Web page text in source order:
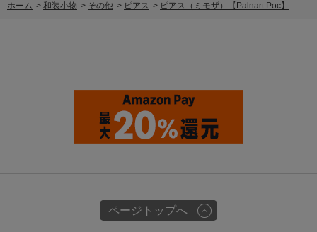
ホーム > 和装小物 > その他 > ピアス > ピアス（ミモザ）【Palnart Poc】
ページトップへ